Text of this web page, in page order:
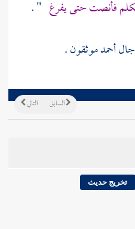
فأنصت حتى يفرغ " .
أحمدموثقون .
التالي السابق
تخريج حديث